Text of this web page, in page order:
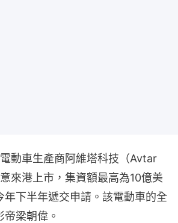
電動車生產商阿維塔科技（Avtar
來港上市，集資額最高為10億美
年下半年遞交申請。該電動車的全
梁朝偉。